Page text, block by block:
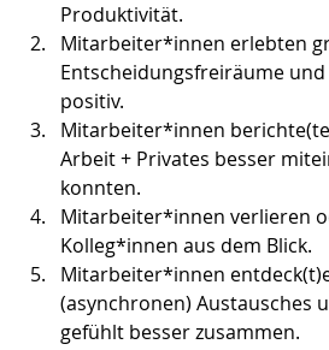
Produktivität.
Mitarbeiter*innen erlebten
Entscheidungsfreiräume
positiv.
Mitarbeiter*innen
Arbeit + Privates besser
konnten.
Mitarbeiter*innen verlieren
Kolleg*innen aus dem Blick.
Mitarbeiter*innen
(asynchronen) Austausches
gefühlt besser zusammen.